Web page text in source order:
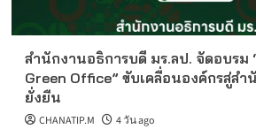
สำนักงานอธิการบดี มร.ลป. จัดอบรม
Green Office” ขับเคลื่อนองค์กรสู่สำ
ยั่งยืน
CHANATIP.M 4 วัน ago